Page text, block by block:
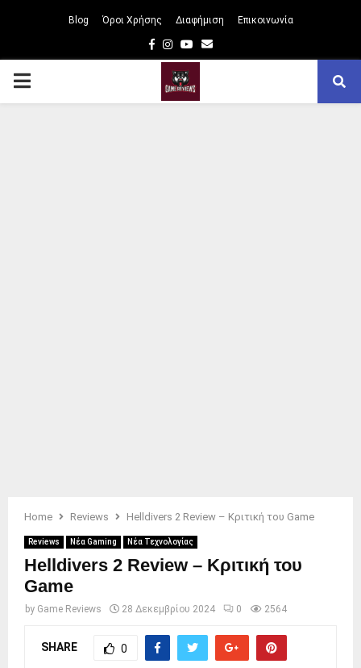
Blog Όροι Χρήσης Διαφήμιση Επικοινωνία
Facebook
Instagram
Youtube
Email
PRIMARY
Home Reviews Helldivers 2 Review – Κριτική του Game
Reviews Νέα Gaming Νέα Τεχνολογίας
Helldivers 2 Review – Κριτική του
Game
by Game Reviews 28 Δεκεμβρίου 2024 0 2564
SHARE 0